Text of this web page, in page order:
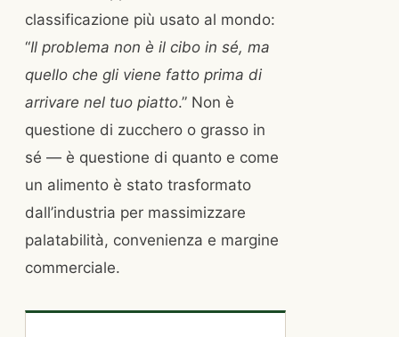
classificazione più usato al mondo:
“Il problema non è il cibo in sé, ma
quello che gli viene fatto prima di
arrivare nel tuo piatto.” Non è
questione di zucchero o grasso in
sé — è questione di quanto e come
un alimento è stato trasformato
dall’industria per massimizzare
palatabilità, convenienza e margine
commerciale.